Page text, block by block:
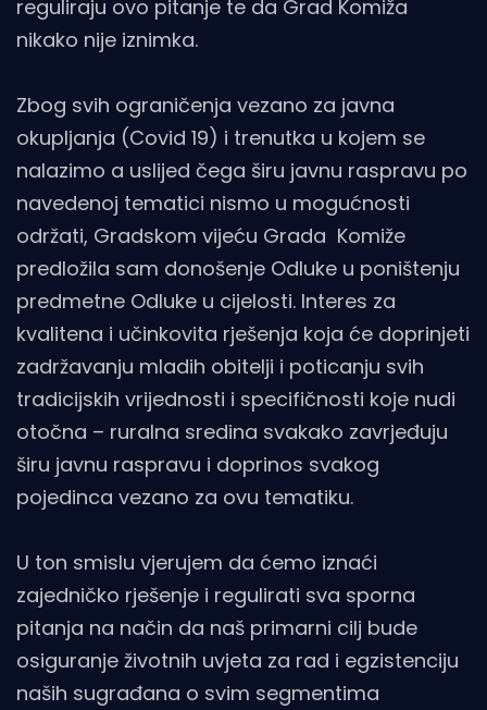
reguliraju ovo pitanje te da Grad Komiža
nikako nije iznimka.
Zbog svih ograničenja vezano za javna
okupljanja (Covid 19) i trenutka u kojem se
nalazimo a uslijed čega širu javnu raspravu po
navedenoj tematici nismo u mogućnosti
održati, Gradskom vijeću Grada Komiže
predložila sam donošenje Odluke u poništenju
predmetne Odluke u cijelosti. Interes za
kvalitena i učinkovita rješenja koja će doprinjeti
zadržavanju mladih obitelji i poticanju svih
tradicijskih vrijednosti i specifičnosti koje nudi
otočna – ruralna sredina svakako zavrjeđuju
širu javnu raspravu i doprinos svakog
pojedinca vezano za ovu tematiku.
U ton smislu vjerujem da ćemo iznaći
zajedničko rješenje i regulirati sva sporna
pitanja na način da naš primarni cilj bude
osiguranje životnih uvjeta za rad i egzistenciju
naših sugrađana o svim segmentima